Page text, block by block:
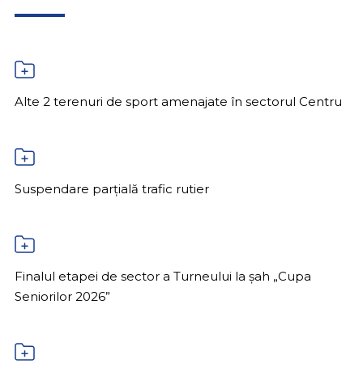
Alte 2 terenuri de sport amenajate în sectorul Centru
Suspendare parțială trafic rutier
Finalul etapei de sector a Turneului la șah „Cupa
Seniorilor 2026”